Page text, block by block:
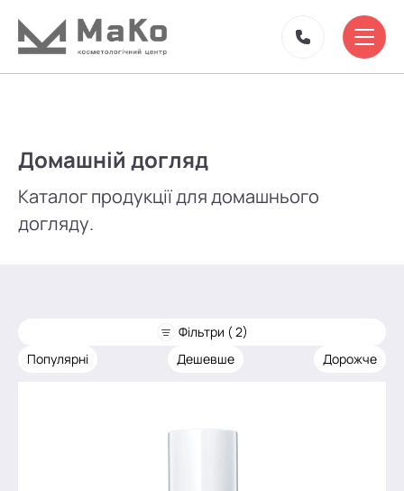
Домашній догляд
Каталог продукції для домашнього
догляду.
Фільтри ( 2)
Популярні
Дешевше Дорожче